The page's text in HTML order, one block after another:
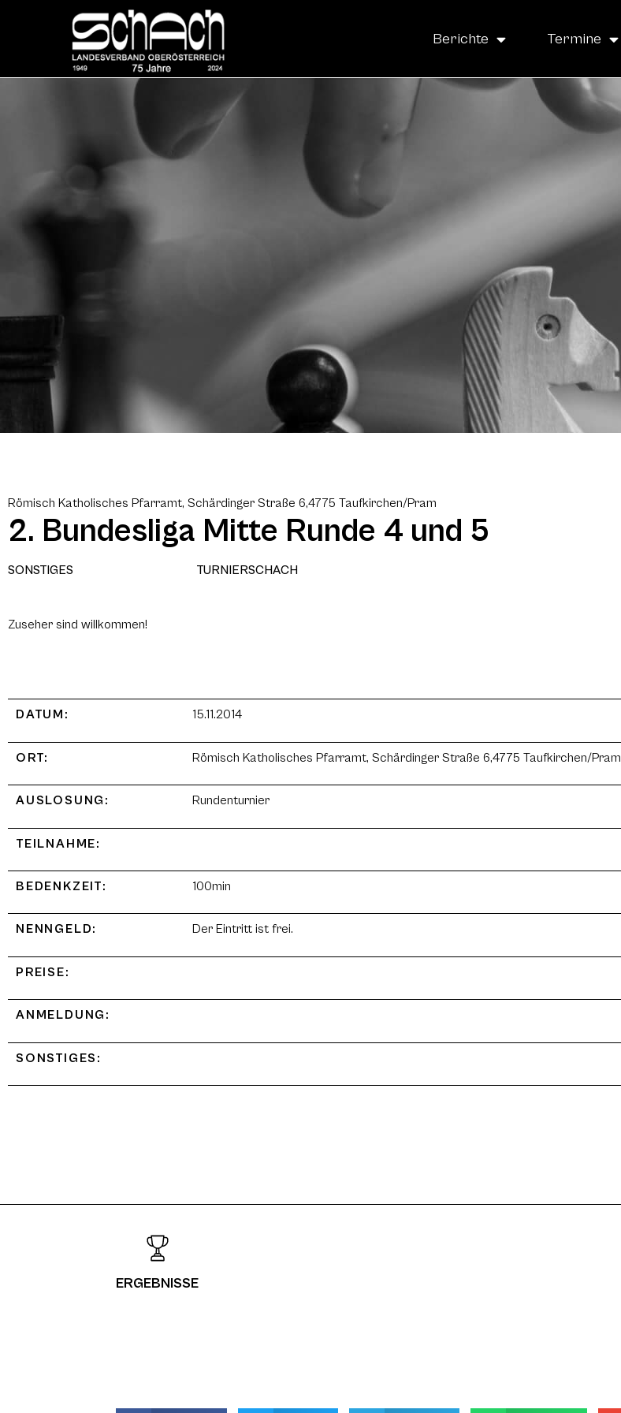
Berichte Termine
Römisch Katholisches Pfarramt, Schärdinger Straße 6,4775 Taufkirchen/Pram
2. Bundesliga Mitte Runde 4 und 5
SONSTIGES TURNIERSCHACH
Zuseher sind willkommen!
DATUM: 15.11.2014
ORT: Römisch Katholisches Pfarramt, Schärdinger Straße 6,4775 Taufkirchen/Pram
AUSLOSUNG: Rundenturnier
TEILNAHME:
BEDENKZEIT: 100min
NENNGELD: Der Eintritt ist frei.
PREISE:
ANMELDUNG:
SONSTIGES:
ERGEBNISSE